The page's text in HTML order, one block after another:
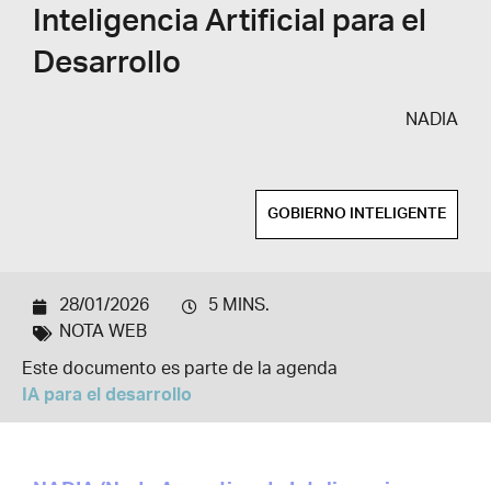
Inteligencia Artificial para el
Desarrollo
NADIA
GOBIERNO INTELIGENTE
Este documento es parte de la agenda
IA para el desarrollo
28/01/2026
5 MINS.
NOTA WEB